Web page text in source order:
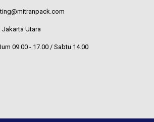
Jakarta Utara
09.00 - 17.00 / Sabtu 14.00